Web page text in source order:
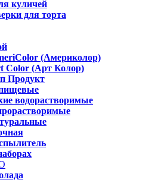
куличей
для торта
(Америколор)
Color (Арт Колор)
Продукт
водорастворимые